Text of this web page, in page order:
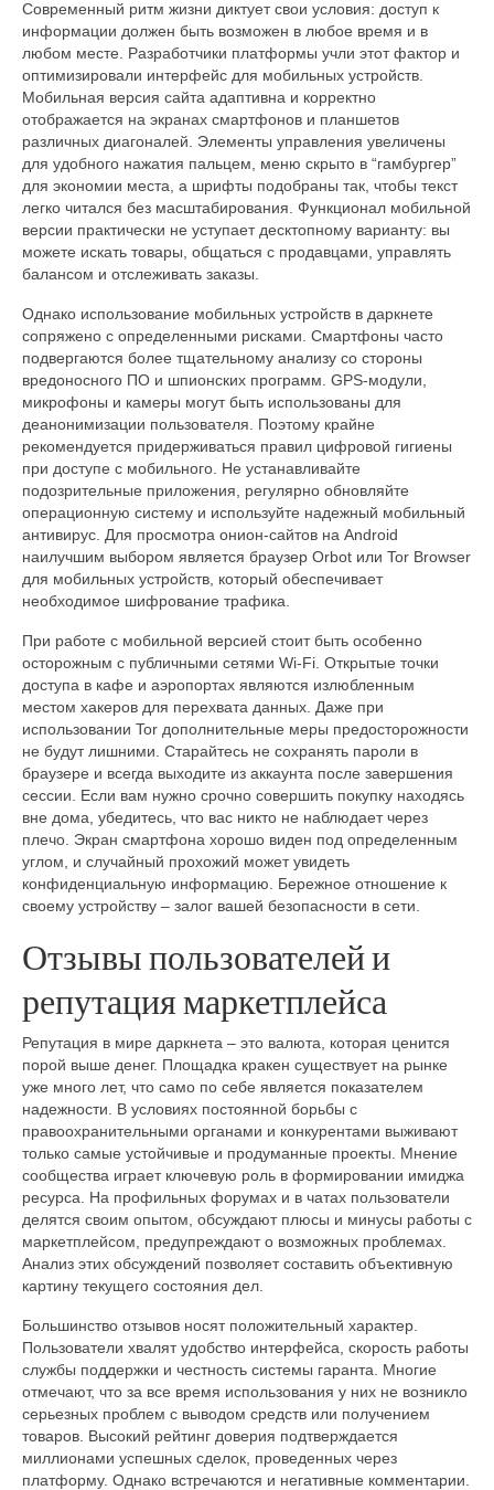
Современный ритм жизни диктует свои условия: доступ к
информации должен быть возможен в любое время и в
любом месте. Разработчики платформы учли этот фактор и
оптимизировали интерфейс для мобильных устройств.
Мобильная версия сайта адаптивна и корректно
отображается на экранах смартфонов и планшетов
различных диагоналей. Элементы управления увеличены
для удобного нажатия пальцем, меню скрыто в “гамбургер”
для экономии места, а шрифты подобраны так, чтобы текст
легко читался без масштабирования. Функционал мобильной
версии практически не уступает десктопному варианту: вы
можете искать товары, общаться с продавцами, управлять
балансом и отслеживать заказы.
Однако использование мобильных устройств в даркнете
сопряжено с определенными рисками. Смартфоны часто
подвергаются более тщательному анализу со стороны
вредоносного ПО и шпионских программ. GPS-модули,
микрофоны и камеры могут быть использованы для
деанонимизации пользователя. Поэтому крайне
рекомендуется придерживаться правил цифровой гигиены
при доступе с мобильного. Не устанавливайте
подозрительные приложения, регулярно обновляйте
операционную систему и используйте надежный мобильный
антивирус. Для просмотра онион-сайтов на Android
наилучшим выбором является браузер Orbot или Tor Browser
для мобильных устройств, который обеспечивает
необходимое шифрование трафика.
При работе с мобильной версией стоит быть особенно
осторожным с публичными сетями Wi-Fi. Открытые точки
доступа в кафе и аэропортах являются излюбленным
местом хакеров для перехвата данных. Даже при
использовании Tor дополнительные меры предосторожности
не будут лишними. Старайтесь не сохранять пароли в
браузере и всегда выходите из аккаунта после завершения
сессии. Если вам нужно срочно совершить покупку находясь
вне дома, убедитесь, что вас никто не наблюдает через
плечо. Экран смартфона хорошо виден под определенным
углом, и случайный прохожий может увидеть
конфиденциальную информацию. Бережное отношение к
своему устройству – залог вашей безопасности в сети.
Отзывы пользователей и
репутация маркетплейса
Репутация в мире даркнета – это валюта, которая ценится
порой выше денег. Площадка кракен существует на рынке
уже много лет, что само по себе является показателем
надежности. В условиях постоянной борьбы с
правоохранительными органами и конкурентами выживают
только самые устойчивые и продуманные проекты. Мнение
сообщества играет ключевую роль в формировании имиджа
ресурса. На профильных форумах и в чатах пользователи
делятся своим опытом, обсуждают плюсы и минусы работы с
маркетплейсом, предупреждают о возможных проблемах.
Анализ этих обсуждений позволяет составить объективную
картину текущего состояния дел.
Большинство отзывов носят положительный характер.
Пользователи хвалят удобство интерфейса, скорость работы
службы поддержки и честность системы гаранта. Многие
отмечают, что за все время использования у них не возникло
серьезных проблем с выводом средств или получением
товаров. Высокий рейтинг доверия подтверждается
миллионами успешных сделок, проведенных через
платформу. Однако встречаются и негативные комментарии.